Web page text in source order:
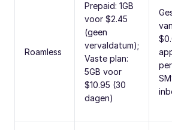
Roamless
Prepaid: 1GB
voor $2.45
(geen
vervaldatum);
Vaste plan:
5GB voor
$10.95 (30
dagen)